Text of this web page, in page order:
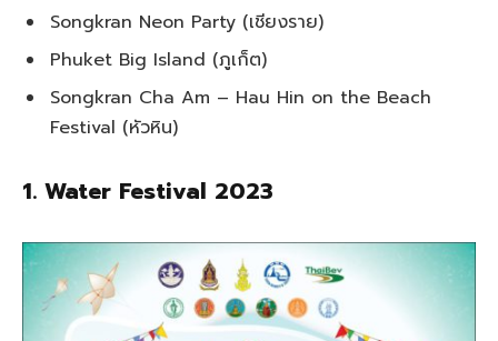
Songkran Neon Party (เชียงราย)
Phuket Big Island (ภูเก็ต)
Songkran Cha Am – Hau Hin on the Beach
Festival (หัวหิน)
1. Water Festival 2023